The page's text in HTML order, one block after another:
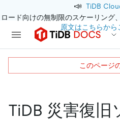
📣 TiDB
ード向けの無制限のスケーリン
原文はこちらから
TiDB 災害復旧
このページ